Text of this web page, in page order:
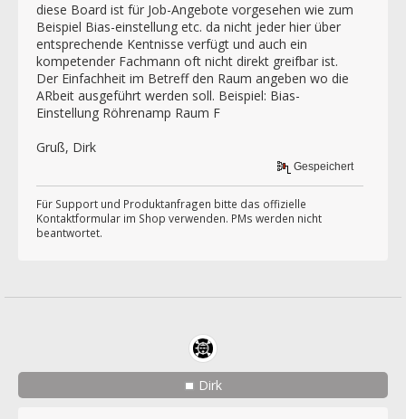
diese Board ist für Job-Angebote vorgesehen wie zum
Beispiel Bias-einstellung etc. da nicht jeder hier über
entsprechende Kentnisse verfügt und auch ein
kompetender Fachmann oft nicht direkt greifbar ist.
Der Einfachheit im Betreff den Raum angeben wo die
ARbeit ausgeführt werden soll. Beispiel: Bias-
Einstellung Röhrenamp Raum F
Gruß, Dirk
Gespeichert
Für Support und Produktanfragen bitte das offizielle
Kontaktformular im Shop verwenden. PMs werden nicht
beantwortet.
Dirk